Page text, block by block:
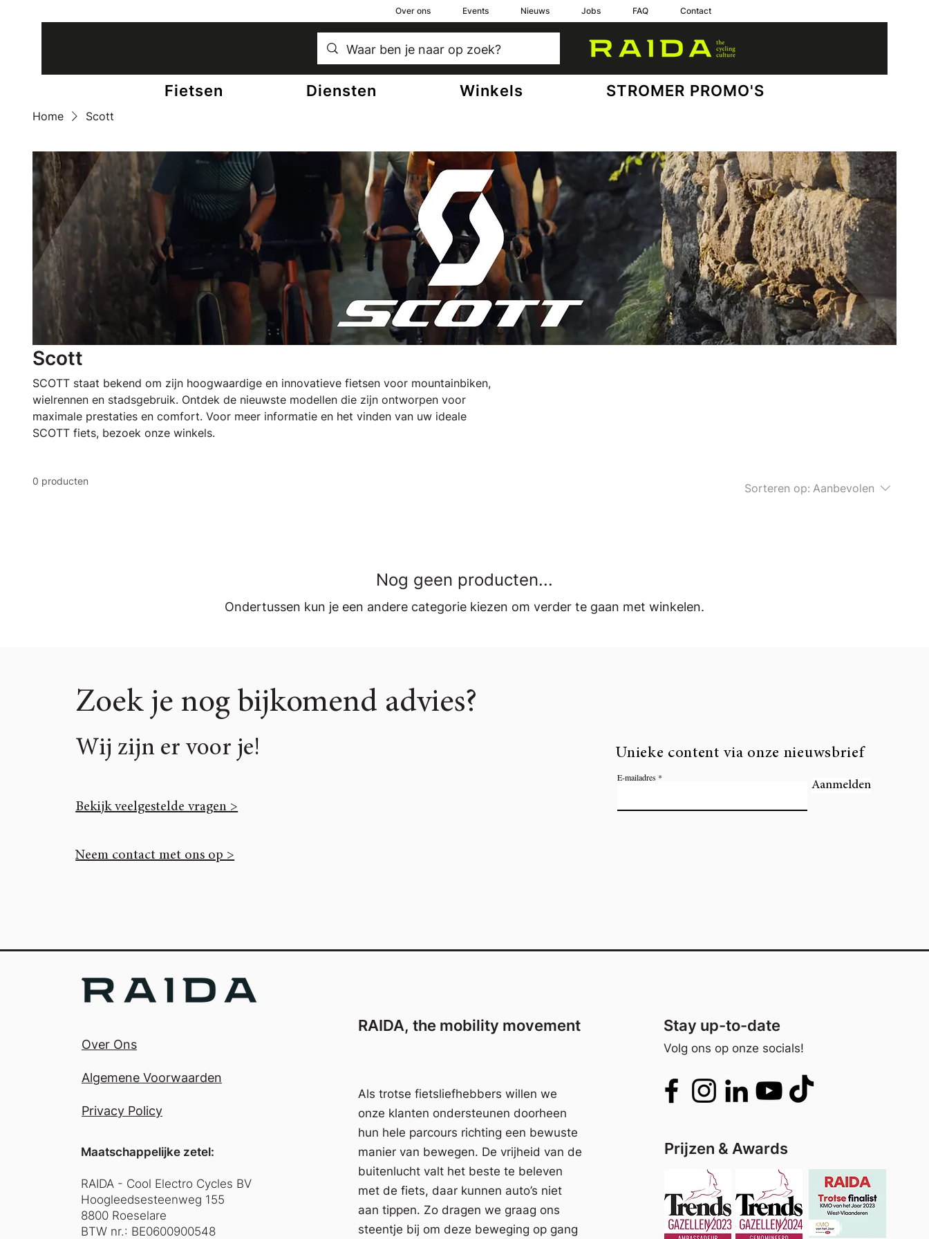
Over ons Events Nieuws Jobs FAQ Contact
Fietsen Diensten Winkels STROMER PROMO'S
Home Scott
Scott
SCOTT staat bekend om zijn hoogwaardige en innovatieve fietsen voor mountainbiken,
wielrennen en stadsgebruik. Ontdek de nieuwste modellen die zijn ontworpen voor
maximale prestaties en comfort. Voor meer informatie en het vinden van uw ideale
SCOTT fiets, bezoek onze winkels.
0 producten
Sorteren op: Aanbevolen
Nog geen producten...
Ondertussen kun je een andere categorie kiezen om verder te gaan met winkelen.
Zoek je nog bijkomend advies?
Wij zijn er voor je!
Bekijk veelgestelde vragen >
Neem contact met ons op >
Unieke content via onze nieuwsbrief
E-mailadres
Aanmelden
Over Ons
Algemene Voorwaarden
Privacy Policy
Maatschappelijke zetel:
RAIDA - Cool Electro Cycles BV
Hoogleedsesteenweg 155
8800 Roeselare
BTW nr.: BE0600900548
RAIDA, the mobility movement
Als trotse fietsliefhebbers willen we
onze klanten ondersteunen doorheen
hun hele parcours richting een bewuste
manier van bewegen. De vrijheid van de
buitenlucht valt het beste te beleven
met de fiets, daar kunnen auto’s niet
aan tippen. Zo dragen we graag ons
steentje bij om deze beweging op gang
Stay up-to-date
Volg ons op onze socials!
Prijzen & Awards